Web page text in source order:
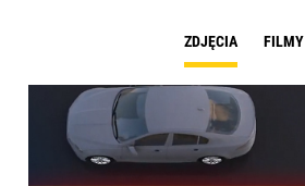
ZDJĘCIA FILMY